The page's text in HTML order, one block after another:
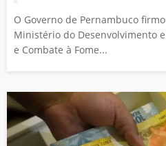
O Governo de Pernambuco
Ministério do Desenvolvimento
e Combate à Fome...